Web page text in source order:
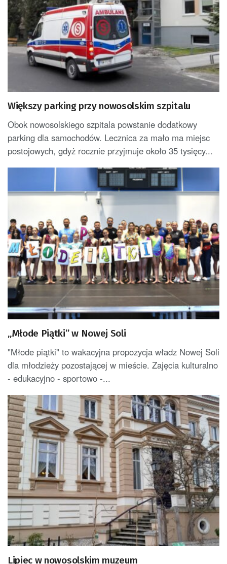
Większy parking przy nowosolskim szpitalu
Obok nowosolskiego szpitala powstanie dodatkowy
parking dla samochodów. Lecznica za mało ma miejsc
postojowych, gdyż rocznie przyjmuje około 35 tysięcy...
„Młode Piątki” w Nowej Soli
"Młode piątki" to wakacyjna propozycja władz Nowej Soli
dla młodzieży pozostającej w mieście. Zajęcia kulturalno
- edukacyjno - sportowo -...
Lipiec w nowosolskim muzeum